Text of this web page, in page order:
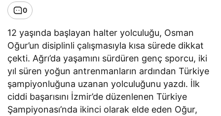
0
12 yaşında başlayan halter yolculuğu, Osman
Oğur’un disiplinli çalışmasıyla kısa sürede dikkat
çekti. Ağrı’da yaşamını sürdüren genç sporcu, iki
yıl süren yoğun antrenmanların ardından Türkiye
şampiyonluğuna uzanan yolculuğunu yazdı. İlk
ciddi başarısını İzmir’de düzenlenen Türkiye
Şampiyonası’nda ikinci olarak elde eden Oğur,